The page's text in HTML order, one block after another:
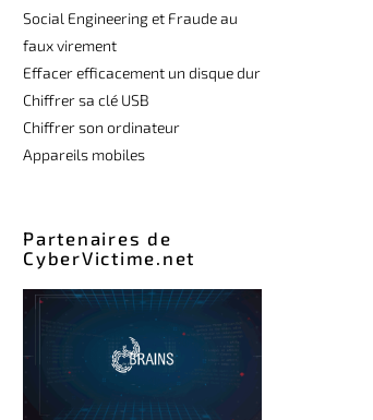
Social Engineering et Fraude au
faux virement
Effacer efficacement un disque dur
Chiffrer sa clé USB
Chiffrer son ordinateur
Appareils mobiles
Partenaires de
CyberVictime.net